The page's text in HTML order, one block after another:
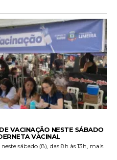
VACINAÇÃO NESTE SÁBADO
VACINAL
sábado (8), das 8h às 13h, mais